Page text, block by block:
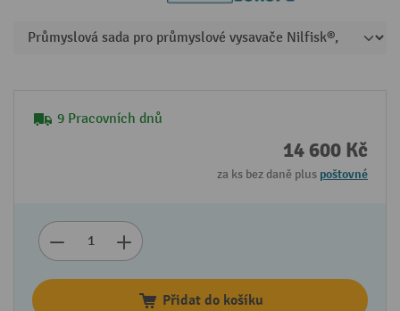
9 Pracovních dnů
14 600 Kč
za ks bez daně plus poštovné
Přidat do košíku